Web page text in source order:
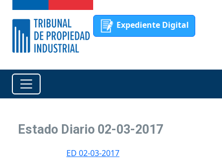
Expediente Digital
Estado Diario 02-03-2017
ED 02-03-2017